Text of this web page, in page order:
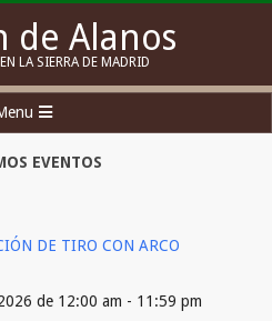
LA SIERRA DE MADRID
EVENTOS
DE TIRO CON ARCO
de 12:00 am - 11:59 pm